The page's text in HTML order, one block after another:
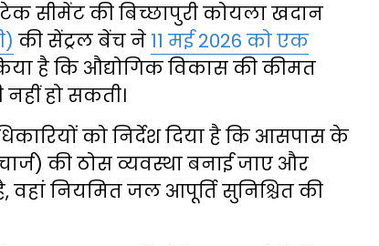
सीमेंट की बिच्छापुरी कोयला खदान
की सेंट्रल बेंच ने 11 मई 2026 को एक
है कि औद्योगिक विकास की कीमत
नहीं हो सकती।
को निर्देश दिया है कि आसपास के
की ठोस व्यवस्था बनाई जाए और
वहां नियमित जल आपूर्ति सुनिश्चित की